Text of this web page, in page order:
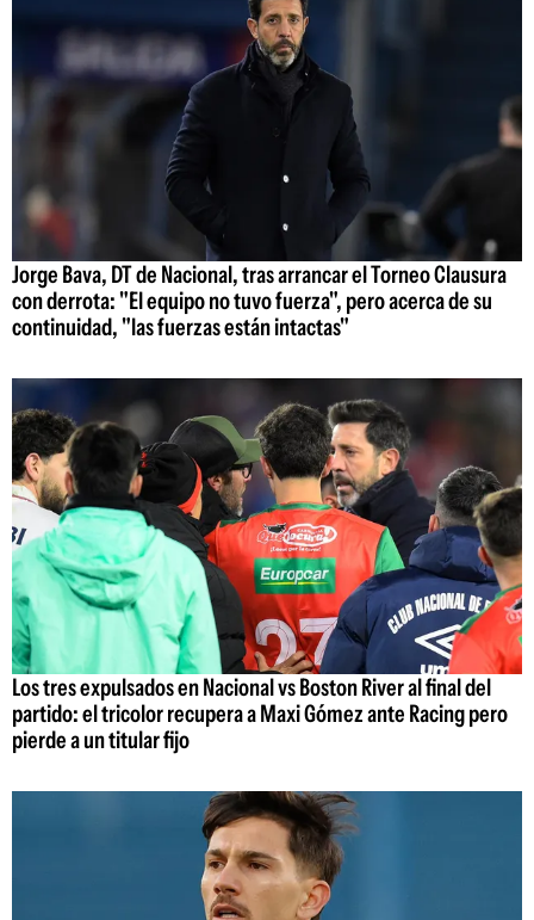
Jorge Bava, DT de Nacional, tras arrancar el Torneo Clausura
con derrota: "El equipo no tuvo fuerza", pero acerca de su
continuidad, "las fuerzas están intactas"
Los tres expulsados en Nacional vs Boston River al final del
partido: el tricolor recupera a Maxi Gómez ante Racing pero
pierde a un titular fijo